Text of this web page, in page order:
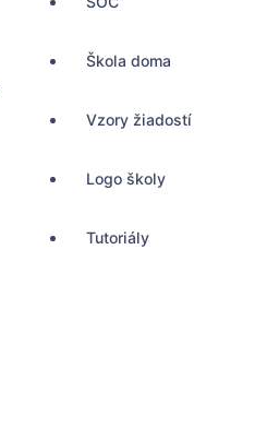
Škola doma
Vzory žiadostí
Logo školy
Tutoriály